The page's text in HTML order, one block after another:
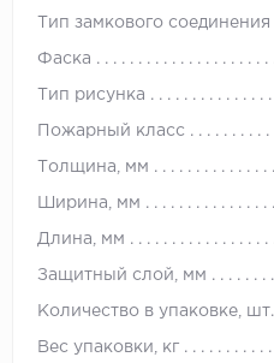
Тип замкового соединения
Фаска
Тип рисунка
Пожарный класс
Толщина, мм
Ширина, мм
Длина, мм
Защитный слой, мм
Количество в упаковке, шт.
Вес упаковки, кг